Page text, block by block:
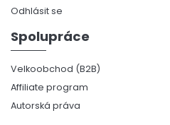
Odhlásit se
Spolupráce
Velkoobchod (B2B)
Affiliate program
Autorská práva